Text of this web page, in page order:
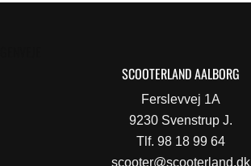
SCOOTERLAND AALBORG
Ferslevvej 1A
9230 Svenstrup J.
Tlf. 98 18 99 64
scooter@scooterland.dk